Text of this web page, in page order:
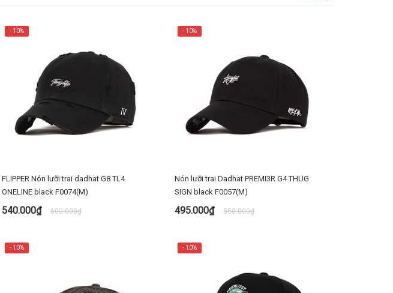
- 10%
FLIPPER Nón lưỡi trai dadhat G8 TL4
ONELINE black F0074(M)
540.000₫ 600.000₫
- 10%
Nón lưỡi trai Dadhat PREMI3R G4 THUG
SIGN black F0057(M)
495.000₫ 550.000₫
- 10% - 10%